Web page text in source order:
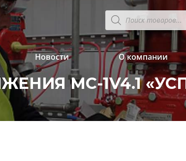
Поиск
товаров
Новости О компании
МС-1V4.1